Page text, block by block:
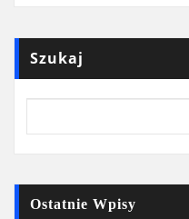
Szukaj
Ostatnie Wpisy